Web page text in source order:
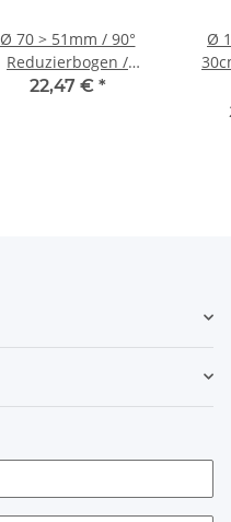
Ø 70 > 51mm / 90°
Reduzierbogen /
- blau
22,47 € *
Ø